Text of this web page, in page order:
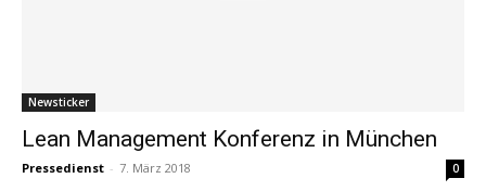
Newsticker
Lean Management Konferenz in München
Pressedienst - 7. März 2018 0